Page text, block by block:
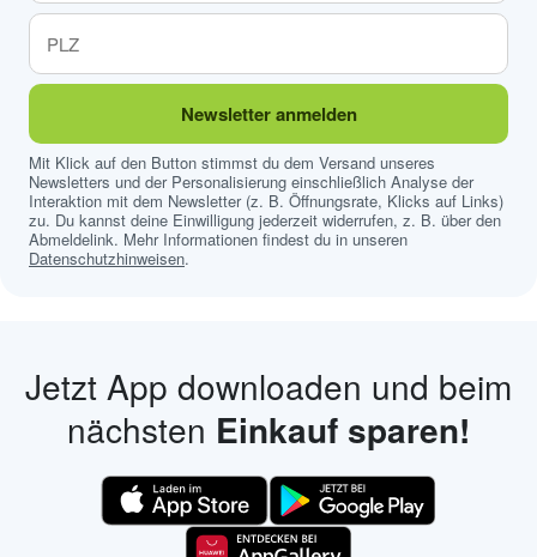
Newsletter anmelden
Mit Klick auf den Button stimmst du dem Versand unseres
Newsletters und der Personalisierung einschließlich Analyse der
Interaktion mit dem Newsletter (z. B. Öffnungsrate, Klicks auf Links)
zu. Du kannst deine Einwilligung jederzeit widerrufen, z. B. über den
Abmeldelink. Mehr Informationen findest du in unseren
Datenschutzhinweisen.
Jetzt App downloaden und beim
nächsten Einkauf sparen!